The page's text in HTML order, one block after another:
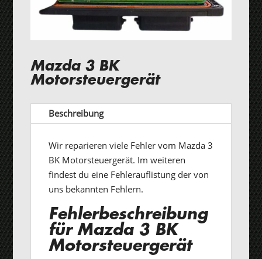
Mazda 3 BK
Motorsteuergerät
Beschreibung
Wir reparieren viele Fehler vom Mazda 3
BK Motorsteuergerät. Im weiteren
findest du eine Fehlerauflistung der von
uns bekannten Fehlern.
Fehlerbeschreibung
für Mazda 3 BK
Motorsteuergerät